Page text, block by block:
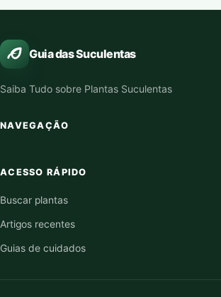
Guia das Suculentas
Saiba Tudo sobre Plantas Suculentas
NAVEGAÇÃO
ACESSO RÁPIDO
Buscar plantas
Artigos recentes
Guias de cuidados